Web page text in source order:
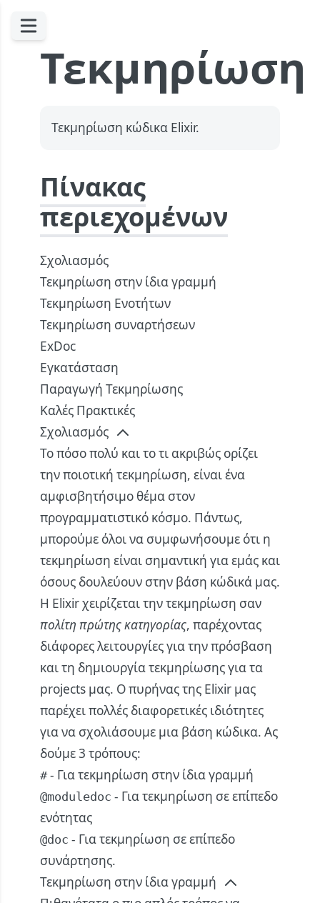
Τεκμηρίωση
Τεκμηρίωση κώδικα Elixir.
Πίνακας
περιεχομένων
Σχολιασμός
Τεκμηρίωση στην ίδια γραμμή
Τεκμηρίωση Ενοτήτων
Τεκμηρίωση συναρτήσεων
ExDoc
Εγκατάσταση
Παραγωγή Τεκμηρίωσης
Καλές Πρακτικές
Σχολιασμός
Το πόσο πολύ και το τι ακριβώς ορίζει
την ποιοτική τεκμηρίωση, είναι ένα
αμφισβητήσιμο θέμα στον
προγραμματιστικό κόσμο. Πάντως,
μπορούμε όλοι να συμφωνήσουμε ότι η
τεκμηρίωση είναι σημαντική για εμάς και
όσους δουλεύουν στην βάση κώδικά μας.
Η Elixir χειρίζεται την τεκμηρίωση σαν
πολίτη πρώτης κατηγορίας, παρέχοντας
διάφορες λειτουργίες για την πρόσβαση
και τη δημιουργία τεκμηρίωσης για τα
projects μας. O πυρήνας της Elixir μας
παρέχει πολλές διαφορετικές ιδιότητες
για να σχολιάσουμε μια βάση κώδικα. Ας
δούμε 3 τρόπους:
#- Για τεκμηρίωση στην ίδια γραμμή
@moduledoc - Για τεκμηρίωση σε επίπεδο
ενότητας
@doc - Για τεκμηρίωση σε επίπεδο
συνάρτησης.
Τεκμηρίωση στην ίδια γραμμή